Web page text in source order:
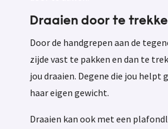
Draaien door te
Door de handgrepen aan de
zijde vast te pakken en dan te
jou draaien. Degene die jou helpt
haar eigen gewicht.
Draaien kan ook met een